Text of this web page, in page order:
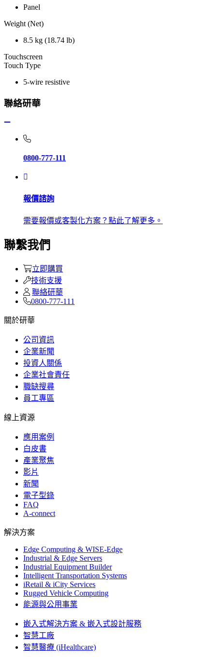
Panel
Weight (Net)
8.5 kg (18.74 lb)
Touchscreen
Touch Type
5-wire resistive
聯絡研華
0800-777-111
報價諮詢
需要報價或客製化方案？點此了解更多。
聯繫我們
立即購買
技術支援
聯絡研華
0800-777-111
關於研華
公司資訊
企業新聞
投資人關係
企業社會責任
職缺搜尋
員工專區
線上資源
應用案例
白皮書
產業聚焦
影片
新聞
電子型錄
FAQ
A-connect
解決方案
Edge Computing & WISE-Edge
Industrial & Edge Servers
Industrial Equipment Builder
Intelligent Transportation Systems
iRetail & iCity Services
Rugged Vehicle Computing
能源與公用事業
嵌入式解決方案 & 嵌入式設計服務
智慧工廠
智慧醫療 (iHealthcare)